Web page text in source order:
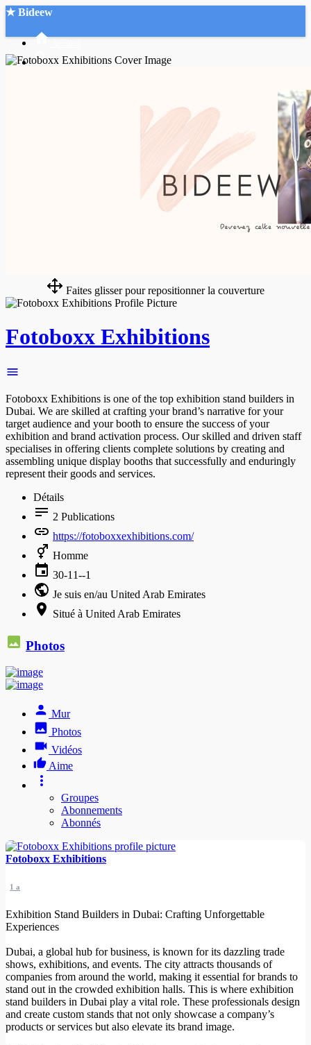
★ Bideew
Faites glisser pour repositionner la couverture
Fotoboxx Exhibitions
Fotoboxx Exhibitions is one of the top exhibition stand builders in
Dubai. We are skilled at crafting your brand’s narrative for your
target audience and your booth to ensure the success of your
exhibition and brand activation process. Our skilled and driven staff
specialises in offering clients complete solutions by creating and
assembling unique display booths that successfully and enduringly
represent their goods and services.
Détails
2 Publications
https://fotoboxxexhibitions.com/
Homme
30-11--1
Je suis en/au United Arab Emirates
Situé à United Arab Emirates
Photos
Mur
Photos
Vidéos
Aime
Groupes
Abonnements
Abonnés
Fotoboxx Exhibitions
1 a
Exhibition Stand Builders in Dubai: Crafting Unforgettable
Experiences
Dubai, a global hub for business, is known for its dazzling trade
shows, exhibitions, and events. The city attracts thousands of
companies from around the world, making it essential for brands to
stand out in the crowded exhibition halls. This is where exhibition
stand builders in Dubai play a vital role. These professionals design
and create custom stands that not only showcase a company’s
products or services but also elevate its brand image.